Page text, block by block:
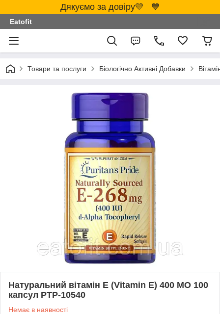
Дякуємо за довіру💛 💙
Eatofit
Товари та послуги Біологічно Активні Добавки
Натуральний вітамін E (Vitamin E) 400 МО 100
капсул PTP-10540
Немає в наявності